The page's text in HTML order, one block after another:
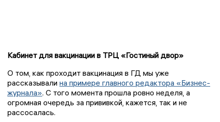
Кабинет для вакцинации в ТРЦ «Гостиный двор»
О том, как проходит вакцинация в ГД мы уже
рассказывали на примере главного редактора «Бизнес-
журнала». С того момента прошла ровно неделя, а
огромная очередь за прививкой, кажется, так и не
рассосалась.